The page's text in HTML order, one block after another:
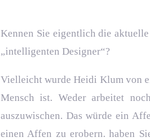
Kennen Sie eigentlich die
„intelligenten Designer“?
Vielleicht wurde Heidi Klum von
Mensch ist. Weder arbeitet
auszuwischen. Das würde ein
einen Affen zu erobern. haben